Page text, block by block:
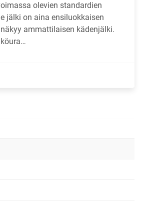
olevien standardien
jälki on aina ensiluokkaisen
ammattilaisen kädenjälki.